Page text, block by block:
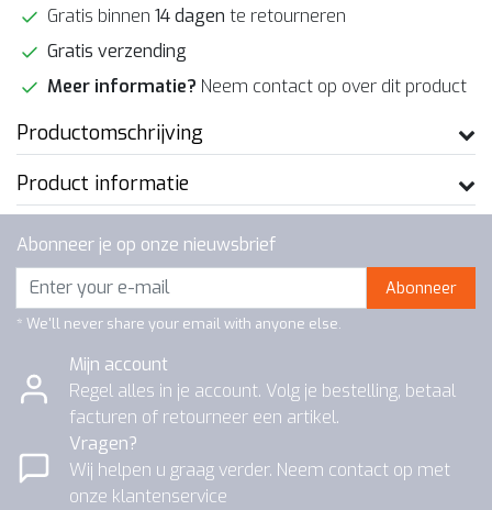
Gratis binnen 14 dagen te retourneren
Gratis verzending
Meer informatie? Neem contact op over dit product
Productomschrijving
Product informatie
Abonneer je op onze nieuwsbrief
Abonneer
* We'll never share your email with anyone else.
Mijn account
Regel alles in je account. Volg je bestelling, betaal
facturen of retourneer een artikel.
Vragen?
Wij helpen u graag verder. Neem contact op met
onze klantenservice